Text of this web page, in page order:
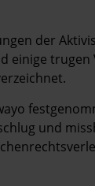
der
einige
und